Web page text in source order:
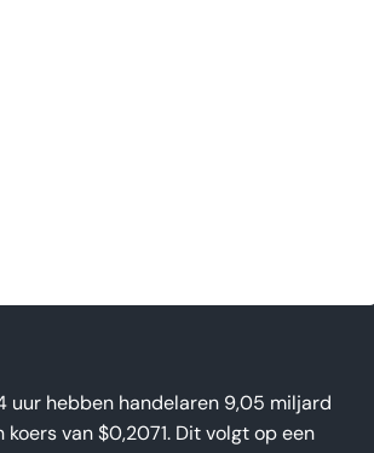
hebben handelaren 9,05 miljard
van $0,2071. Dit volgt op een